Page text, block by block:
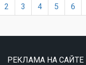
2 3 4 5 6
РЕКЛАМА НА САЙТЕ